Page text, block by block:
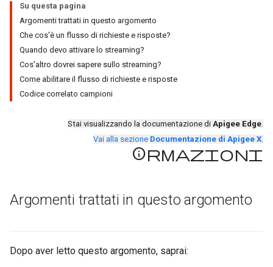
Su questa pagina
Argomenti trattati in questo argomento
Che cos'è un flusso di richieste e risposte?
Quando devo attivare lo streaming?
Cos'altro dovrei sapere sullo streaming?
Come abilitare il flusso di richieste e risposte
Codice correlato campioni
Stai visualizzando la documentazione di Apigee Edge.
Vai alla sezione Documentazione di Apigee X.
Informazioni
Argomenti trattati in questo argomento
Dopo aver letto questo argomento, saprai: